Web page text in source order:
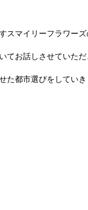
スマイリーフラワーズ
お話しさせていただ
た都市選びをしていき